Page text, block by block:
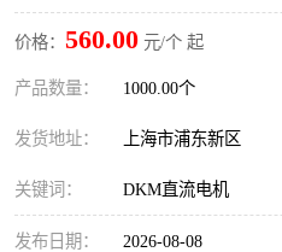
价格： 560.00 元/个 起
产品数量： 1000.00个
发货地址： 上海市浦东新区
关键词： DKM直流电机
发布日期： 2026-08-08